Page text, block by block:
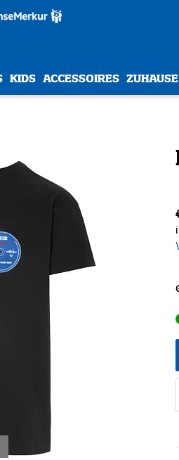
KIDS ACCESSOIRES ZUHAUSE